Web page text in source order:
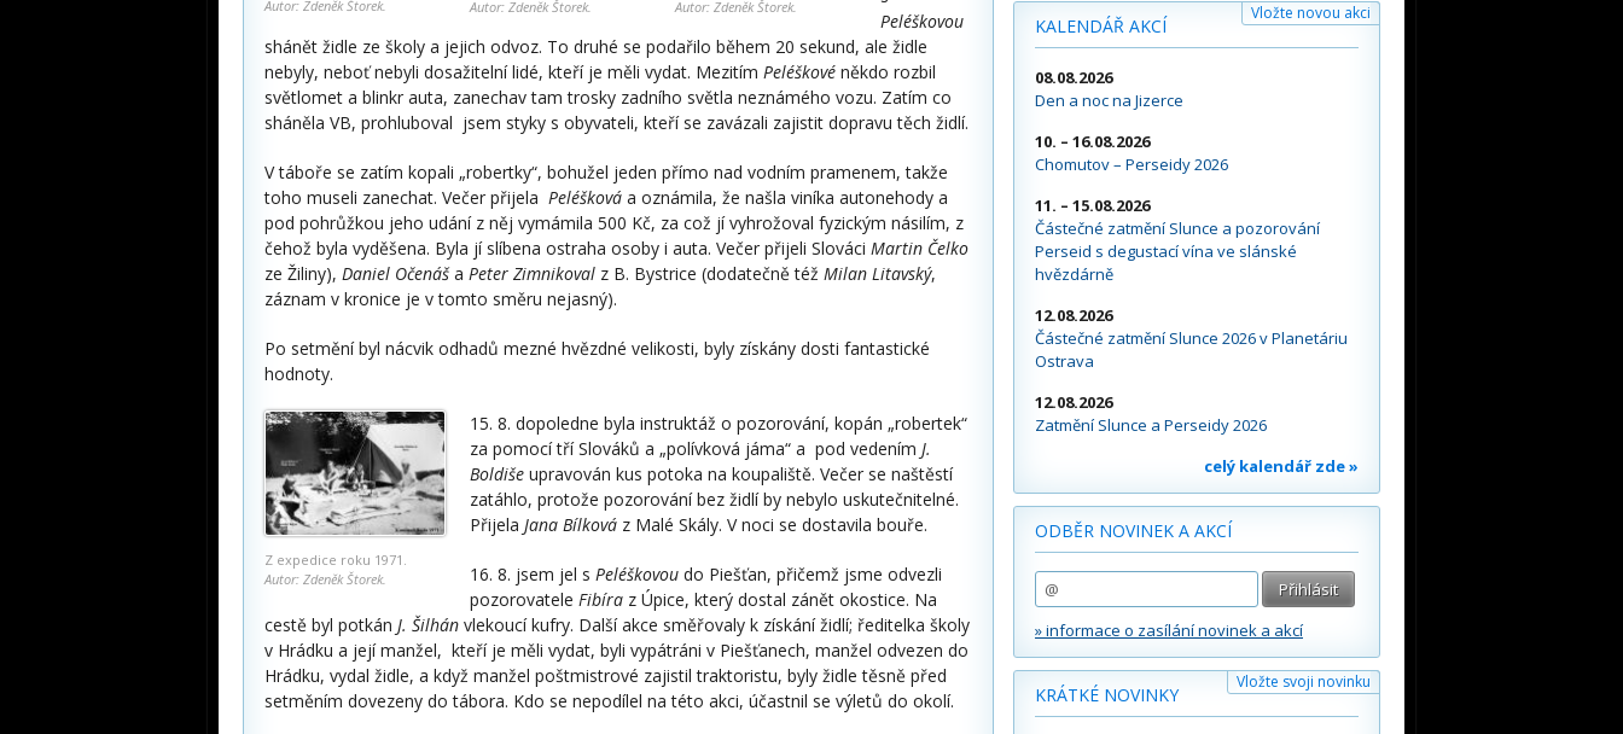
Autor: Zdeněk Štorek.
Autor: Zdeněk Štorek.
Autor: Zdeněk Štorek.
Peléškovou
shánět židle ze školy a jejich odvoz. To druhé se podařilo během 20 sekund, ale židle
nebyly, neboť nebyli dosažitelní lidé, kteří je měli vydat. Mezitím Peléškové někdo rozbil
světlomet a blinkr auta, zanechav tam trosky zadního světla neznámého vozu. Zatím co
sháněla VB, prohluboval jsem styky s obyvateli, kteří se zavázali zajistit dopravu těch židlí.
V táboře se zatím kopali „robertky“, bohužel jeden přímo nad vodním pramenem, takže
toho museli zanechat. Večer přijela Peléšková a oznámila, že našla viníka autonehody a
pod pohrůžkou jeho udání z něj vymámila 500 Kč, za což jí vyhrožoval fyzickým násilím, z
čehož byla vyděšena. Byla jí slíbena ostraha osoby i auta. Večer přijeli Slováci Martin Čelko
ze Žiliny), Daniel Očenáša Peter Zimnikoval z B. Bystrice (dodatečně též Milan Litavský,
záznam v kronice je v tomto směru nejasný).
Po setmění byl nácvik odhadů mezné hvězdné velikosti, byly získány dosti fantastické
hodnoty.
Z expedice roku 1971.
Autor: Zdeněk Štorek.
15. 8. dopoledne byla instruktáž o pozorování, kopán „robertek“
za pomocí tří Slováků a „polívková jáma“ a pod vedením J.
Boldiše upravován kus potoka na koupaliště. Večer se naštěstí
zatáhlo, protože pozorování bez židlí by nebylo uskutečnitelné.
Přijela Jana Bílková z Malé Skály. V noci se dostavila bouře.
16. 8. jsem jel s Peléškovou do Piešťan, přičemž jsme odvezli
pozorovatele Fibíra z Úpice, který dostal zánět okostice. Na
cestě byl potkán J. Šilhán vlekoucí kufry. Další akce směřovaly k získání židlí; ředitelka školy
v Hrádku a její manžel, kteří je měli vydat, byli vypátráni v Piešťanech, manžel odvezen do
Hrádku, vydal židle, a když manžel poštmistrové zajistil traktoristu, byly židle těsně před
setměním dovezeny do tábora. Kdo se nepodílel na této akci, účastnil se výletů do okolí.
KALENDÁŘ AKCÍ
Vložte novou akci
08.08.2026
Den a noc na Jizerce
10. – 16.08.2026
Chomutov – Perseidy 2026
11. – 15.08.2026
Částečné zatmění Slunce a pozorování
Perseid s degustací vína ve slánské
hvězdárně
12.08.2026
Částečné zatmění Slunce 2026 v Planetáriu
Ostrava
12.08.2026
Zatmění Slunce a Perseidy 2026
celý kalendář zde »
ODBĚR NOVINEK A AKCÍ
» informace o zasílání novinek a akcí
Vložte svoji novinku
KRÁTKÉ NOVINKY